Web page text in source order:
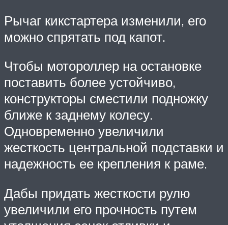
Рычаг кикстартера изменили, его
можно спрятать под капот.
Чтобы мотороллер на остановке
поставить более устойчиво,
конструкторы сместили подножку
ближе к заднему колесу.
Одновременно увеличили
жесткость центральной подставки и
надежность ее крепления к раме.
Дабы придать жесткости рулю
увеличили его прочность путем